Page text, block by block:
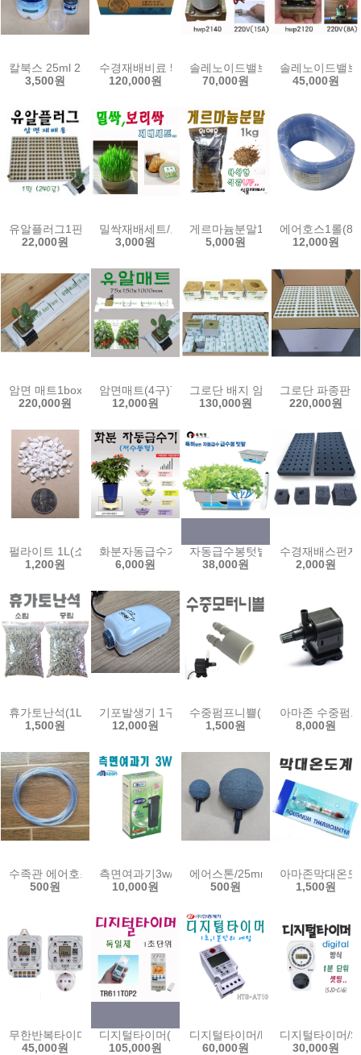
칼북스 25ml 250ml 액상칼슘제 미량원소 칼슘 액비 식물 영양제
3,500원
수경재배비료 5종 20kg 종합한방 토마토 고추 오이
120,000원
솔레노이드밸브15A(1/2인치)/상
70,000원
솔레노이드밸
45,000원
유알플러그1판(240공)/모종재배/암면재배/cp20
22,000원
밀싹재배세트/보리싹재배세트/밀싹재배기/보리싹재
3,000원
게르마늄분말1kg/게르마늄상토/
5,000원
에어호스1롤
12,000원
암면 매트1box(30ea)75x150x1000mm 유알 암면슬라브 락울 양액 수
220,000원
암면매트(4구)75x150x900mm/1000mm 암면슬라
12,000원
그로단 배지 암면블럭 1box 양액
130,000원
그로단 파종판
220,000원
펄라이트 1L(소,중,대립)/퍼라이트 조경 수경재배 양액재배 배지 분갈
1,200원
화분자동급수기5호/저수통형/심지화분/자동급수화
6,000원
자동급수봉텃밭재배기/자동물보
38,000원
수경재배스펀
2,000원
휴가토난석(1L)/소립/중립/수경재배배지/분갈이/인공토양/여과재/수
1,500원
기포발생기 1구 저소음 에어펌프 아마존 산소 에어
12,000원
수중펌프니쁠(2구)/펌프니쁠/수
1,500원
아마존 수중펌
8,000원
수족관 에어호스1m 5m 기포발생기 호스 수족관 어항 기포 산소 에어
500원
측면여과기3w/수질정화/수족관/수조여과기/아마존
10,000원
에어스톤/25mm/50mm/콩돌/기
500원
아마존막대온
1,500원
무한반복타이머(1초단위)/주간타이머(1분단위)/IRT16-B/IRT16-D/디
45,000원
디지털타이머(독일)/1초단위/1분단위/
105,000원
디지털타이머/HTS-AT10/1초/1
60,000원
디지털타이머/
30,000원